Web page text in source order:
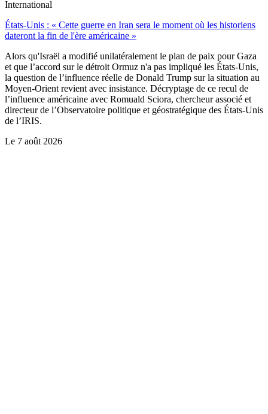
International
États-Unis : « Cette guerre en Iran sera le moment où les historiens
dateront la fin de l'ère américaine »
Alors qu'Israël a modifié unilatéralement le plan de paix pour Gaza
et que l’accord sur le détroit Ormuz n'a pas impliqué les États-Unis,
la question de l’influence réelle de Donald Trump sur la situation au
Moyen-Orient revient avec insistance. Décryptage de ce recul de
l’influence américaine avec Romuald Sciora, chercheur associé et
directeur de l’Observatoire politique et géostratégique des États-Unis
de l’IRIS.
Le 7 août 2026